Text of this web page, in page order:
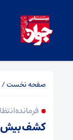
صفحه نخست/
فرمانده